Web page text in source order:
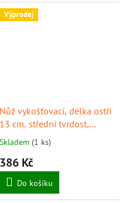
Výprodej
Nůž vykošťovací, délka ostří
13 cm, střední tvrdost,
černý, úzké provedení,
GIESSER
Skladem (1 ks)
386 Kč
Do košíku